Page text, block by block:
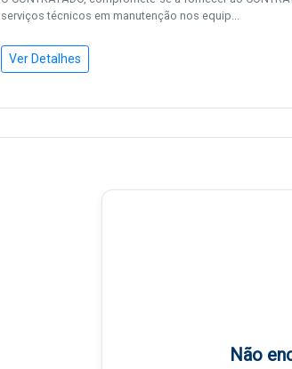
serviços técnicos em manutenção nos equip...
Ver Detalhes
Não